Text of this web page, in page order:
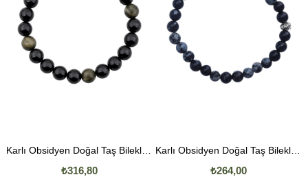
Karlı Obsidyen Doğal Taş Bileklik 8mm Küre Kesim
₺316,80
Karlı Obsidyen Doğal Taş Bileklik 6mm Küre Kesim
₺264,00